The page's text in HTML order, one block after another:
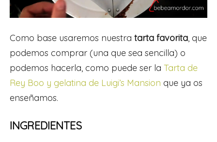
Como base usaremos nuestra tarta favorita, que
podemos comprar (una que sea sencilla) o
podemos hacerla, como puede ser la Tarta de
Rey Boo y gelatina de Luigi’s Mansion que ya os
enseñamos.
INGREDIENTES